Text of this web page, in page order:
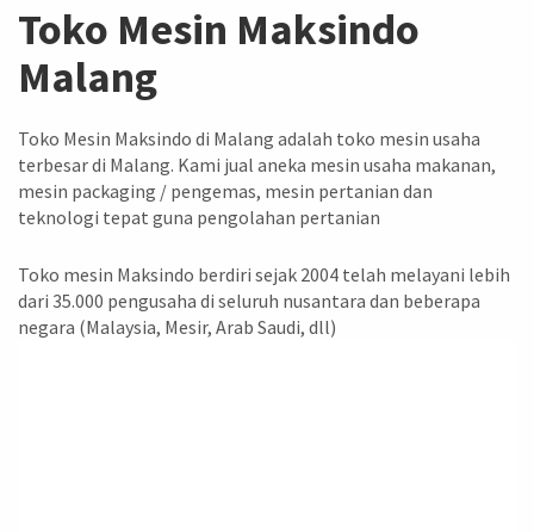
Toko Mesin Maksindo
Malang
Toko Mesin Maksindo di Malang adalah toko mesin usaha
terbesar di Malang. Kami jual aneka mesin usaha makanan,
mesin packaging / pengemas, mesin pertanian dan
teknologi tepat guna pengolahan pertanian
Toko mesin Maksindo berdiri sejak 2004 telah melayani lebih
dari 35.000 pengusaha di seluruh nusantara dan beberapa
negara (Malaysia, Mesir, Arab Saudi, dll)